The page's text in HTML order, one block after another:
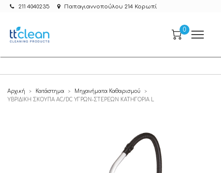
211 4040235 Παπαγιαννοπούλου 214 Κορωπί
0
Αρχική > Κατάστημα > Μηχανήματα Καθαρισμού >
ΥΒΡΙΔΙΚΗ ΣΚΟΥΠΑ AC/DC ΥΓΡΩΝ-ΣΤΕΡΕΩΝ ΚΑΤΗΓΟΡΙΑ L